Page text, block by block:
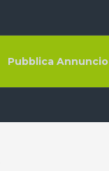
Pubblica Annuncio